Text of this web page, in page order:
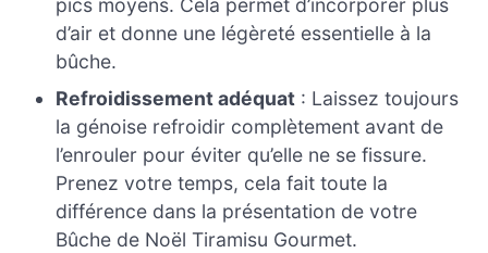
pics moyens. Cela permet d’incorporer plus
d’air et donne une légèreté essentielle à la
bûche.
Refroidissement adéquat : Laissez toujours
la génoise refroidir complètement avant de
l’enrouler pour éviter qu’elle ne se fissure.
Prenez votre temps, cela fait toute la
différence dans la présentation de votre
Bûche de Noël Tiramisu Gourmet.